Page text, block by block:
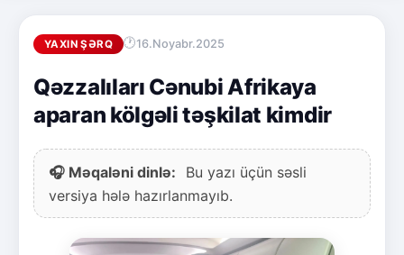
YAXIN ŞƏRQ 16.Noyabr.2025
Qəzzalıları Cənubi Afrikaya
aparan kölgəli təşkilat kimdir
🎧 Məqaləni dinlə:
Bu yazı üçün səsli
versiya hələ hazırlanmayıb.